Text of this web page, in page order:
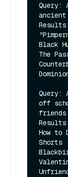
Query:
Results:
Black
The
Query:
off
friends.
Results:
How to
Shorts